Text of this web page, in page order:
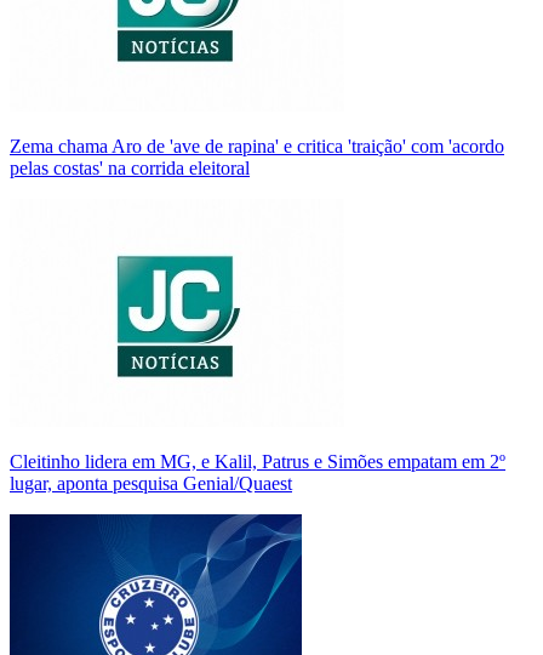
Zema chama Aro de 'ave de rapina' e critica 'traição' com 'acordo
pelas costas' na corrida eleitoral
Cleitinho lidera em MG, e Kalil, Patrus e Simões empatam em 2º
lugar, aponta pesquisa Genial/Quaest